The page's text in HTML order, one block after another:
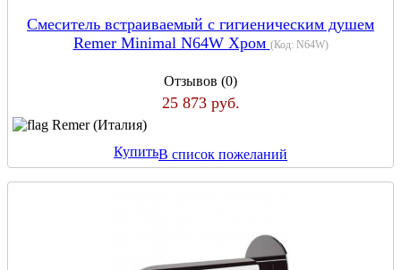
Смеситель встраиваемый с гигиеническим душем
Remer Minimal N64W Хром (Код: N64W)
Отзывов (0)
25 873 руб.
Remer (Италия)
КупитьВ список пожеланий